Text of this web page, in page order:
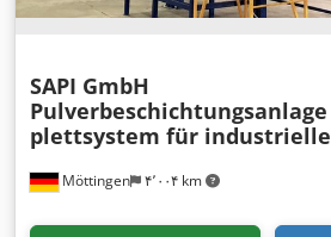
Möttingen ۴٬۰۰۴ km
SAPI GmbH
Pulverbeschichtungsanlage
plettsystem für industrielle